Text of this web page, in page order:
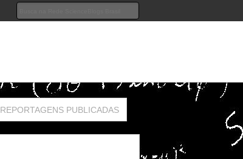
REPORTAGENS PUBLICADAS